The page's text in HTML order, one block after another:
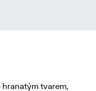
tvarem,